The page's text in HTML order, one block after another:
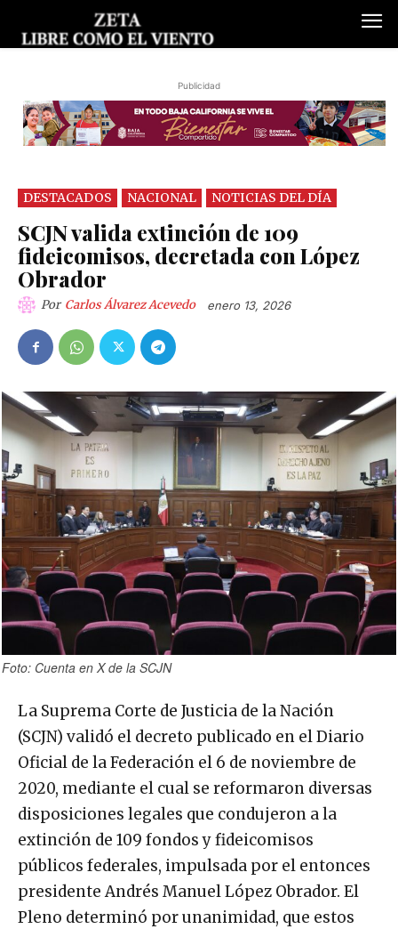
Publicidad
DESTACADOS NACIONAL NOTICIAS DEL DÍA
SCJN valida extinción de 109
fideicomisos, decretada con López
Obrador
Por Carlos Álvarez Acevedo enero 13, 2026
Foto: Cuenta en X de la SCJN
La Suprema Corte de Justicia de la Nación
(SCJN) validó el decreto publicado en el Diario
Oficial de la Federación el 6 de noviembre de
2020, mediante el cual se reformaron diversas
disposiciones legales que condujeron a la
extinción de 109 fondos y fideicomisos
públicos federales, impulsada por el entonces
presidente Andrés Manuel López Obrador. El
Pleno determinó por unanimidad, que estos